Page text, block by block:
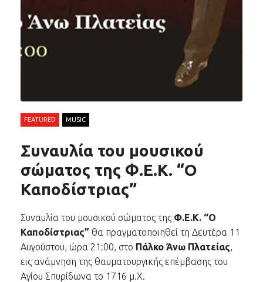
FEATURED MUSIC
Συναυλία του μουσικού
σώματος της Φ.Ε.Κ. “Ο
Καποδίστριας”
Συναυλία του μουσικού σώματος της Φ.Ε.Κ. “Ο
Καποδίστριας” θα πραγματοποιηθεί τη Δευτέρα 11
Αυγούστου, ώρα 21:00, στο Πάλκο Άνω Πλατείας,
εις ανάμνηση της θαυματουργικής επέμβασης του
Αγίου Σπυρίδωνα το 1716 μ.Χ.